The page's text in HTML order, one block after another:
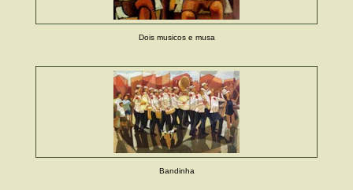
Dois musicos e musa
Bandinha